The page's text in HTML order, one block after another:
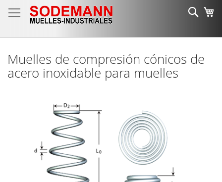
al
contenido
Muelles de compresión cónicos de
acero inoxidable para muelles